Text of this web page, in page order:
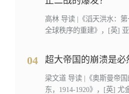
高林 导读 |《滔天洪水：
全球秩序的重建》，[英]
04 超大帝国的崩溃是必
梁文道 导读 |《奥斯曼帝
东，1914-1920》，[英] 尤